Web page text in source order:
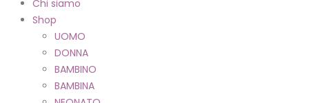
Chi siamo
Shop
UOMO
DONNA
BAMBINO
BAMBINA